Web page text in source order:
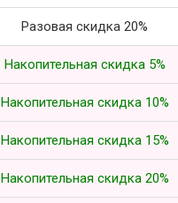
Разовая скидка 20%
Накопительная скидка 5%
Накопительная скидка 10%
Накопительная скидка 15%
Накопительная скидка 20%